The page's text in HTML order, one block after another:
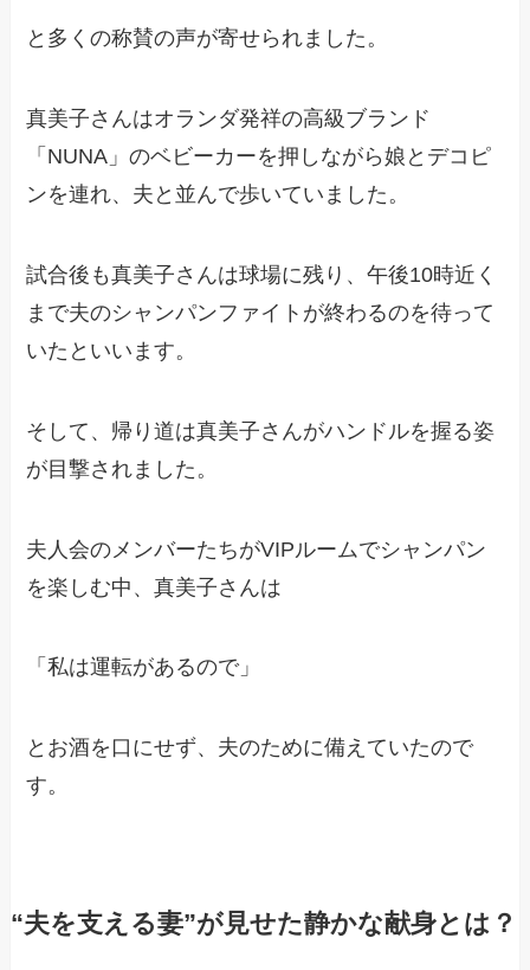
と多くの称賛の声が寄せられました。
真美子さんはオランダ発祥の高級ブランド
「NUNA」のベビーカーを押しながら娘とデコピ
ンを連れ、夫と並んで歩いていました。
試合後も真美子さんは球場に残り、午後10時近く
まで夫のシャンパンファイトが終わるのを待って
いたといいます。
そして、帰り道は真美子さんがハンドルを握る姿
が目撃されました。
夫人会のメンバーたちがVIPルームでシャンパン
を楽しむ中、真美子さんは
「私は運転があるので」
とお酒を口にせず、夫のために備えていたので
す。
“夫を支える妻”が見せた静かな献身とは？